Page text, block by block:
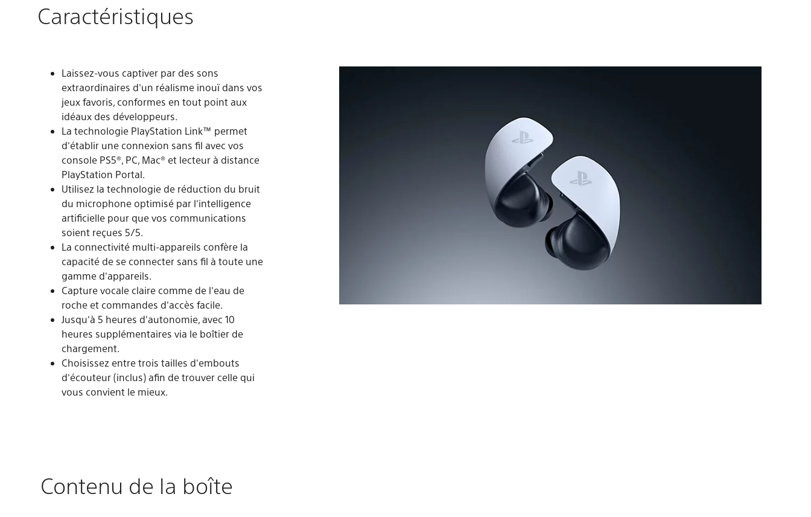
Caractéristiques
Laissez-vous captiver par des sons
extraordinaires d'un réalisme inouï dans vos
jeux favoris, conformes en tout point aux
idéaux des développeurs.
La technologie PlayStation Link™ permet
d'établir une connexion sans fil avec vos
console PS5®, PC, Mac® et lecteur à distance
PlayStation Portal.
Utilisez la technologie de réduction du bruit
du microphone optimisé par l'intelligence
artificielle pour que vos communications
soient reçues 5/5.
La connectivité multi-appareils confère la
capacité de se connecter sans fil à toute une
gamme d'appareils.
Capture vocale claire comme de l'eau de
roche et commandes d'accès facile.
Jusqu'à 5 heures d'autonomie, avec 10
heures supplémentaires via le boîtier de
chargement.
Choisissez entre trois tailles d'embouts
d'écouteur (inclus) afin de trouver celle qui
vous convient le mieux.
Contenu de la boîte